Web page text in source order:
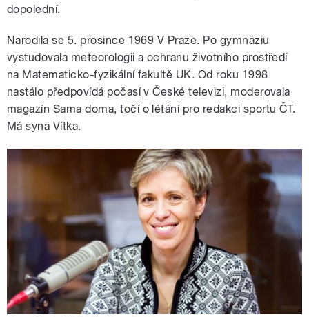
dopolední.
Narodila se 5. prosince 1969 V Praze. Po gymnáziu
vystudovala meteorologii a ochranu životního prostředí
na Matematicko-fyzikální fakultě UK. Od roku 1998
nastálo předpovídá počasí v České televizi, moderovala
magazín Sama doma, točí o létání pro redakci sportu ČT.
Má syna Vítka.